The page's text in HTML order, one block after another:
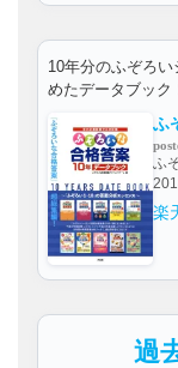
10年分のふぞろ
めたデータブック
ふ
ふ
楽
過